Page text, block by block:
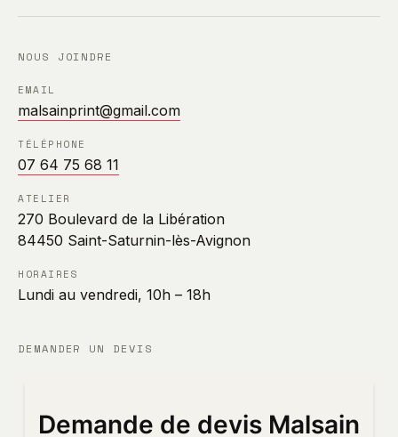
NOUS JOINDRE
EMAIL
malsainprint@gmail.com
TÉLÉPHONE
07 64 75 68 11
ATELIER
270 Boulevard de la Libération
84450 Saint-Saturnin-lès-Avignon
HORAIRES
Lundi au vendredi, 10h – 18h
DEMANDER UN DEVIS